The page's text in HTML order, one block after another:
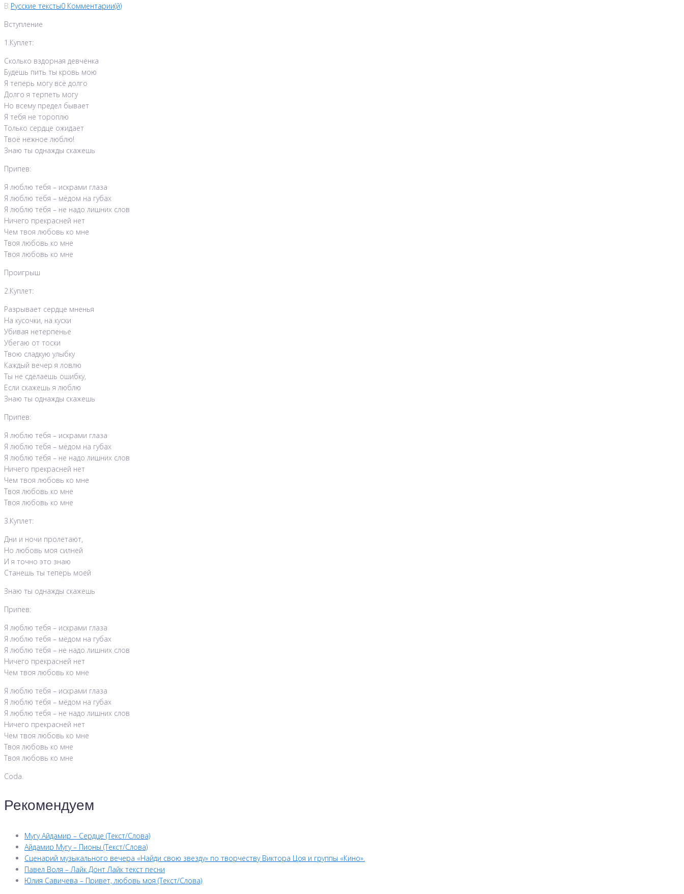
В Русские тексты0 Комментарии(й)
Вступление
1.Куплет:
Сколько вздорная девчёнка
Будешь пить ты кровь мою
Я теперь могу всё долго
Долго я терпеть могу
Но всему предел бывает
Я тебя не тороплю
Только сердце ожидает
Твоё нежное люблю!
Знаю ты однажды скажешь
Припев:
Я люблю тебя – искрами глаза
Я люблю тебя – мёдом на губах
Я люблю тебя – не надо лишних слов
Ничего прекрасней нет
Чем твоя любовь ко мне
Твоя любовь ко мне
Твоя любовь ко мне
Проигрыш
2.Куплет:
Разрывает сердце мненья
На кусочки, на куски
Убивая нетерпенье
Убегаю от тоски
Твою сладкую улыбку
Каждый вечер я ловлю
Ты не сделаешь ошибку,
Если скажешь я люблю
Знаю ты однажды скажешь
Припев:
Я люблю тебя – искрами глаза
Я люблю тебя – мёдом на губах
Я люблю тебя – не надо лишних слов
Ничего прекрасней нет
Чем твоя любовь ко мне
Твоя любовь ко мне
Твоя любовь ко мне
3.Куплет:
Дни и ночи пролетают,
Но любовь моя силней
И я точно это знаю
Станешь ты теперь моей
Знаю ты однажды скажешь
Припев:
Я люблю тебя – искрами глаза
Я люблю тебя – мёдом на губах
Я люблю тебя – не надо лишних слов
Ничего прекрасней нет
Чем твоя любовь ко мне
Я люблю тебя – искрами глаза
Я люблю тебя – мёдом на губах
Я люблю тебя – не надо лишних слов
Ничего прекрасней нет
Чем твоя любовь ко мне
Твоя любовь ко мне
Твоя любовь ко мне
Coda.
Рекомендуем
Мугу Айдамир – Сердце (Текст/Слова)
Айдамир Мугу – Пионы (Текст/Слова)
Сценарий музыкального вечера «Найди свою звезду» по творчеству Виктора Цоя и группы «Кино».
Павел Воля – Лайк Донт Лайк текст песни
Юлия Савичева – Привет, любовь моя (Текст/Слова)